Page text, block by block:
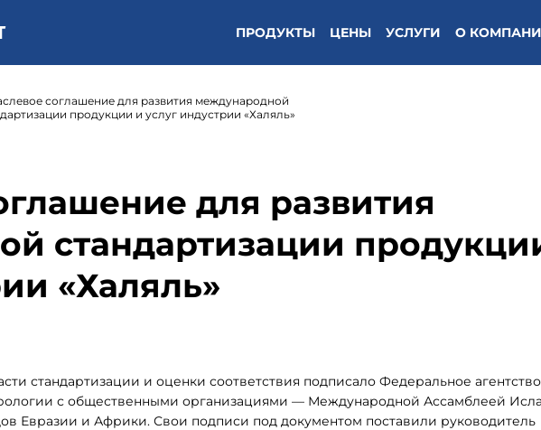
ПРОДУКТЫ ЦЕНЫ УСЛУГИ О
соглашение для развития международной
продукции и услуг индустрии «Халяль»
для развития
стандартизации
«Халяль»
стандартизации и оценки соответствия подписало Федеральное
с общественными организациями — Международной Ассамблеей
Евразии и Африки. Свои подписи под документом поставили руководитель